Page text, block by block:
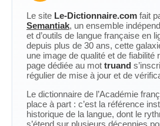
Le site Le-Dictionnaire.com fait
Semantiak, un ensemble
et d’outils de langue française en
depuis plus de 30 ans, cette
une image de qualité et de fiabilité
page dédiée au mot truand
régulier de mise à jour et de
Le dictionnaire de l’Académie
place à part : c’est la référence
historique de la langue, dont le
s’étend sur plusieurs décennies